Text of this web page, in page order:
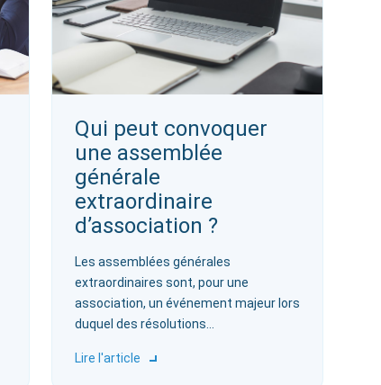
Qui peut convoquer
une assemblée
générale
extraordinaire
d’association ?
Les assemblées générales
extraordinaires sont, pour une
association, un événement majeur lors
duquel des résolutions…
Lire l'article